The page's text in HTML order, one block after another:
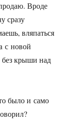
Вроде
сразу
вляпаться
с новой
крыши над
было и само